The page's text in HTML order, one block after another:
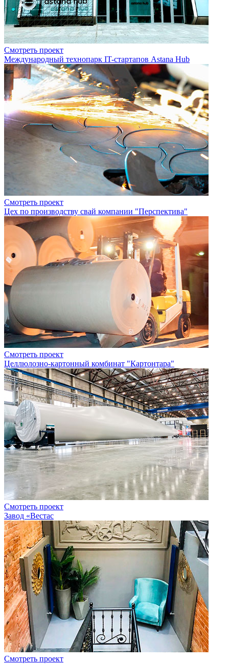
Смотреть проект
Международный технопарк IT-стартапов Astana Hub
Смотреть проект
Цех по производству свай компании "Перспектива"
Смотреть проект
Целлюлозно-картонный комбинат "Картонтара"
Смотреть проект
Завод «Вестас
Смотреть проект